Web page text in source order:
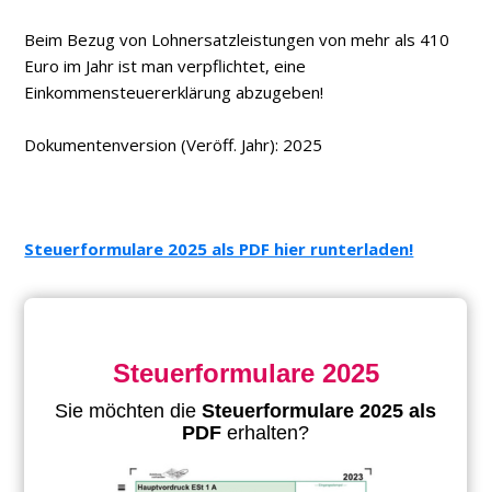
Beim Bezug von Lohnersatzleistungen von mehr als 410
Euro im Jahr ist man verpflichtet, eine
Einkommensteuererklärung abzugeben!
Dokumentenversion (Veröff. Jahr): 2025
Steuerformulare 2025 als PDF hier runterladen!
Steuerformulare 2025
Sie möchten die Steuerformulare 2025 als
PDF erhalten?